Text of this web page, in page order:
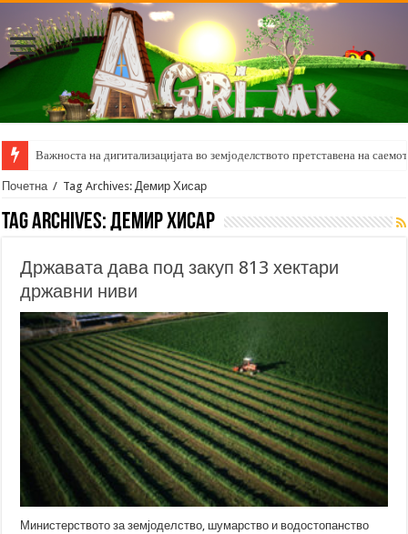
Важноста на дигитализацијата во земјоделството претставена на
Почетна / Tag Archives: Демир Хисар
Tag Archives:Демир Хисар
Државата дава под закуп 813 хектари
државни ниви
Министерството за земјоделство, шумарство и водостопанство